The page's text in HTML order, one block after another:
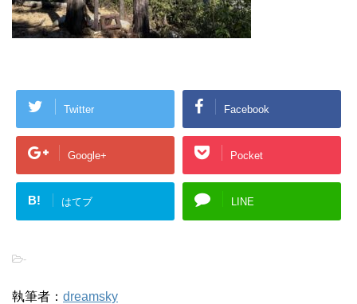
Twitter Facebook
Google+ Pocket
B! はてブ LINE
-
執筆者： dreamsky